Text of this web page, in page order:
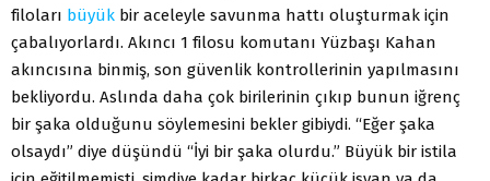
filoları büyük bir aceleyle savunma hattı oluşturmak için
çabalıyorlardı. Akıncı 1 filosu komutanı Yüzbaşı Kahan
akıncısına binmiş, son güvenlik kontrollerinin yapılmasını
bekliyordu. Aslında daha çok birilerinin çıkıp bunun iğrenç
bir şaka olduğunu söylemesini bekler gibiydi. “Eğer şaka
olsaydı” diye düşündü “İyi bir şaka olurdu.” Büyük bir istila